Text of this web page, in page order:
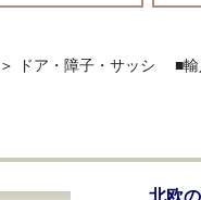
＞ ドア・障子・サッシ ■
北欧